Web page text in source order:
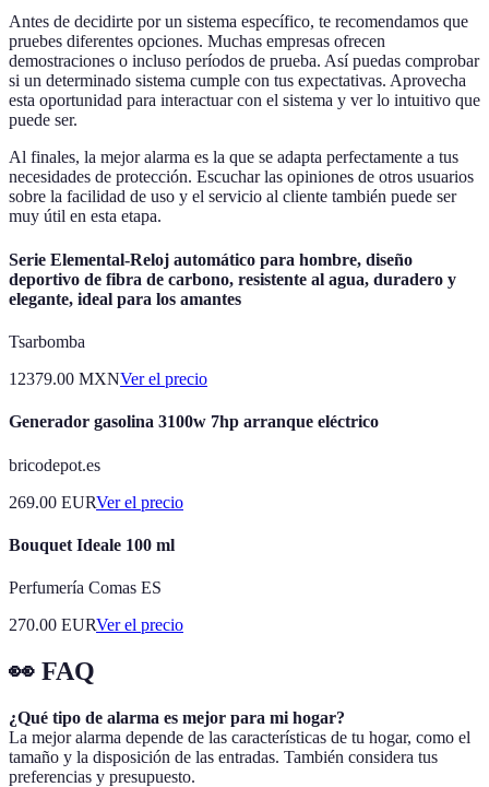
Antes de decidirte por un sistema específico, te recomendamos que
pruebes diferentes opciones. Muchas empresas ofrecen
demostraciones o incluso períodos de prueba. Así puedas comprobar
si un determinado sistema cumple con tus expectativas. Aprovecha
esta oportunidad para interactuar con el sistema y ver lo intuitivo que
puede ser.
Al finales, la mejor alarma es la que se adapta perfectamente a tus
necesidades de protección. Escuchar las opiniones de otros usuarios
sobre la facilidad de uso y el servicio al cliente también puede ser
muy útil en esta etapa.
Serie Elemental-Reloj automático para hombre, diseño
deportivo de fibra de carbono, resistente al agua, duradero y
elegante, ideal para los amantes
Tsarbomba
12379.00 MXNVer el precio
Generador gasolina 3100w 7hp arranque eléctrico
bricodepot.es
269.00 EURVer el precio
Bouquet Ideale 100 ml
Perfumería Comas ES
270.00 EURVer el precio
👀 FAQ
¿Qué tipo de alarma es mejor para mi hogar?
La mejor alarma depende de las características de tu hogar, como el
tamaño y la disposición de las entradas. También considera tus
preferencias y presupuesto.